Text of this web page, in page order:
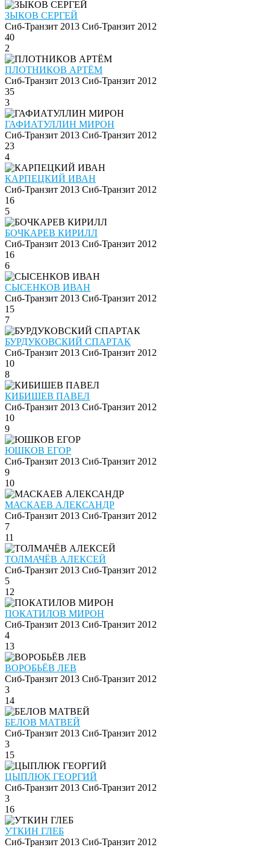
ЗЫКОВ СЕРГЕЙ
Сиб-Транзит 2013 Сиб-Транзит 2012
40
2
ПЛОТНИКОВ АРТЁМ
Сиб-Транзит 2013 Сиб-Транзит 2012
35
3
ГАФИАТУЛЛИН МИРОН
Сиб-Транзит 2013 Сиб-Транзит 2012
23
4
КАРПЕЦКИЙ ИВАН
Сиб-Транзит 2013 Сиб-Транзит 2012
16
5
БОЧКАРЕВ КИРИЛЛ
Сиб-Транзит 2013 Сиб-Транзит 2012
16
6
СЫСЕНКОВ ИВАН
Сиб-Транзит 2013 Сиб-Транзит 2012
15
7
БУРДУКОВСКИЙ СПАРТАК
Сиб-Транзит 2013 Сиб-Транзит 2012
10
8
КИБИШЕВ ПАВЕЛ
Сиб-Транзит 2013 Сиб-Транзит 2012
10
9
ЮШКОВ ЕГОР
Сиб-Транзит 2013 Сиб-Транзит 2012
9
10
МАСКАЕВ АЛЕКСАНДР
Сиб-Транзит 2013 Сиб-Транзит 2012
7
11
ТОЛМАЧЁВ АЛЕКСЕЙ
Сиб-Транзит 2013 Сиб-Транзит 2012
5
12
ПОКАТИЛОВ МИРОН
Сиб-Транзит 2013 Сиб-Транзит 2012
4
13
ВОРОБЬЁВ ЛЕВ
Сиб-Транзит 2013 Сиб-Транзит 2012
3
14
БЕЛОВ МАТВЕЙ
Сиб-Транзит 2013 Сиб-Транзит 2012
3
15
ЦЫПЛЮК ГЕОРГИЙ
Сиб-Транзит 2013 Сиб-Транзит 2012
3
16
УТКИН ГЛЕБ
Сиб-Транзит 2013 Сиб-Транзит 2012